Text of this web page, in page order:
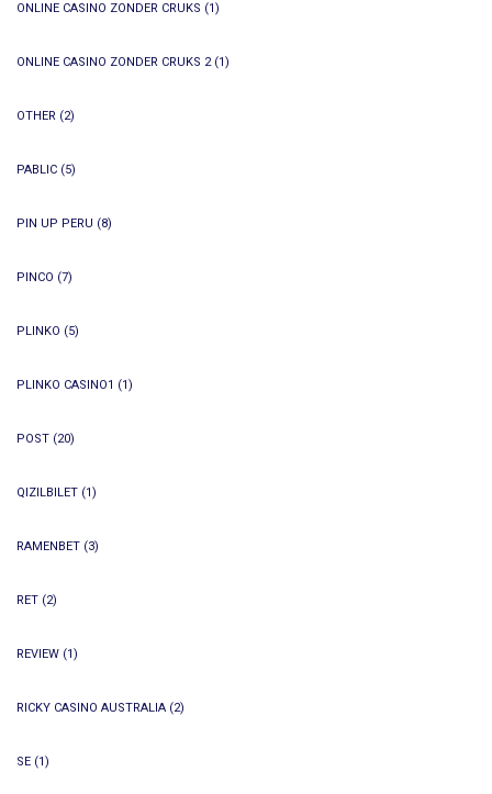
ONLINE CASINO ZONDER CRUKS (1)
ONLINE CASINO ZONDER CRUKS 2(1)
OTHER (2)
PABLIC (5)
PIN UP PERU (8)
PINCO (7)
PLINKO (5)
PLINKO CASINO1 (1)
POST (20)
QIZILBILET (1)
RAMENBET (3)
RET (2)
REVIEW (1)
RICKY CASINO AUSTRALIA (2)
SE (1)